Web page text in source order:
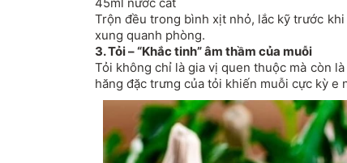
45ml nước cất
Trộn đều trong bình xịt nhỏ, lắc kỹ trước
xung quanh phòng.
3. Tỏi – “Khắc tinh” âm thầm của muỗi
Tỏi không chỉ là gia vị quen thuộc mà còn
hăng đặc trưng của tỏi khiến muỗi cực kỳ e